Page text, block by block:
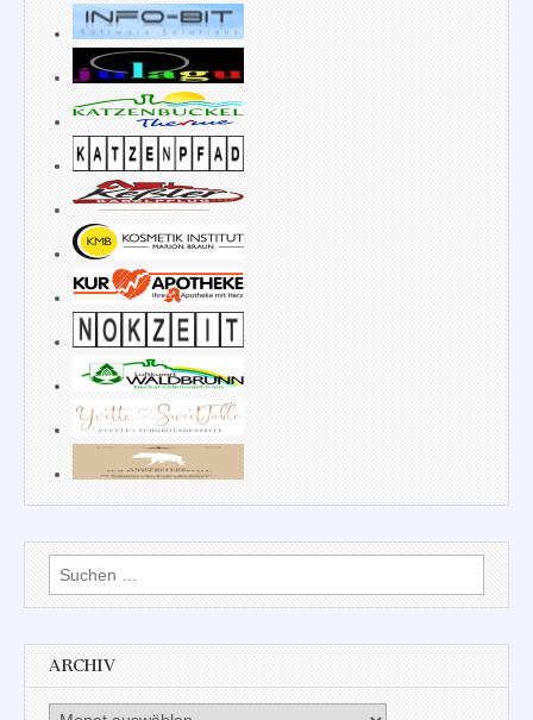
Suchen
nach:
ARCHIV
Archiv